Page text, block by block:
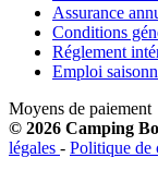
Assurance
Conditions
Réglement
Emploi
Moyens de paiement
© 2026 Camping
légales - Politique de